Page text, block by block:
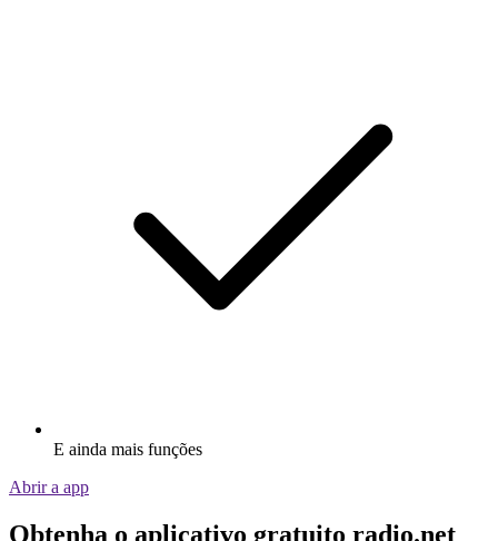
E ainda mais funções
Abrir a app
Obtenha o aplicativo gratuito radio.net